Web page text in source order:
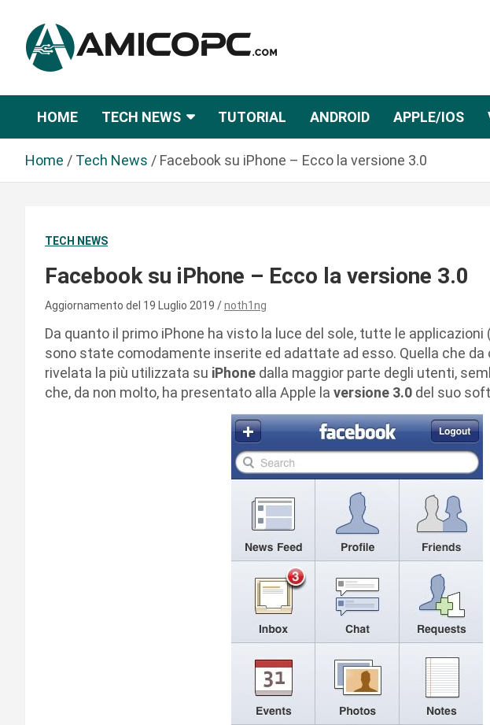
n
Amicopc.com
HOME TECH NEWS TUTORIAL ANDROID APPLE/IOS
Home Tech News Facebook su iPhone – Ecco la versione 3.0
TECH NEWS
Facebook su iPhone – Ecco la versione 3.0
Aggiornamento del 19 Luglio 2019 noth1ng
Da quanto il primo iPhone ha visto la luce del sole, tutte le
sono state comodamente inserite ed adattate ad esso. Quella che da
rivelata la più utilizzata su iPhone dalla maggior parte degli utenti,
che, da non molto, ha presentato alla Apple la versione 3.0 del suo